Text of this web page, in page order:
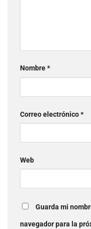
Nombre*
Correo electrónico*
Web
Guarda mi
navegador para la